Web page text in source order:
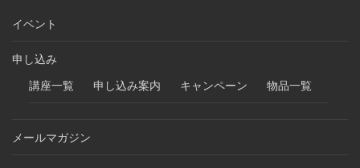
イベント
申し込み
講座一覧
申し込み案内 キャンペーン 物品一覧
メールマガジン